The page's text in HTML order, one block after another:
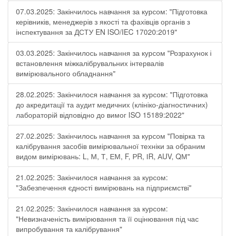
07.03.2025: Закінчилось навчання за курсом: "Підготовка
керівників, менеджерів з якості та фахівців органів з
інспектування за ДСТУ EN ISO/IEC 17020:2019"
03.03.2025: Закінчилось навчання за курсом "Розрахунок і
встановлення міжкалібрувальних інтервалів
вимірювального обладнання"
28.02.2025: Закінчилося навчання за курсом: "Підготовка
до акредитації та аудит медичних (клініко-діагностичних)
лабораторій відповідно до вимог ISO 15189:2022"
27.02.2025: Закінчилось навчання за курсом "Повірка та
калібрування засобів вимірювальної техніки за обраним
видом вимірювань: L, М, Т, ЕМ, F, РR, ІR, АUV, QМ"
21.02.2025: Закінчилося навчання за курсом:
"Забезпечення єдності вимірювань на підприємстві"
21.02.2025: Закінчилося навчання за курсом:
"Невизначеність вимірювання та її оцінювання під час
випробування та калібрування"